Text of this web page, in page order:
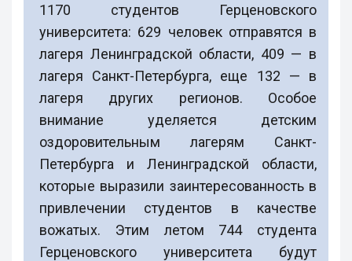
1170 студентов Герценовского
университета: 629 человек отправятся в
лагеря Ленинградской области, 409 — в
лагеря Санкт-Петербурга, еще 132 — в
лагеря других регионов. Особое
внимание уделяется детским
оздоровительным лагерям Санкт-
Петербурга и Ленинградской области,
которые выразили заинтересованность в
привлечении студентов в качестве
вожатых. Этим летом 744 студента
Герценовского университета будут